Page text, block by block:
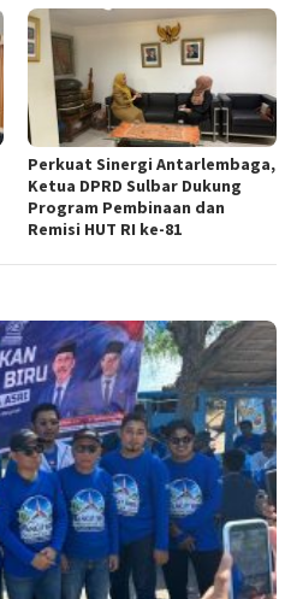
Perkuat Sinergi Antarlembaga,
Ketua DPRD Sulbar Dukung
Program Pembinaan dan
Remisi HUT RI ke-81